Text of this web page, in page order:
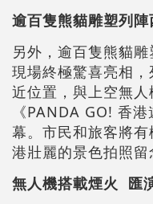
逾百隻熊貓雕塑列
另外，逾百隻熊貓
現場終極驚喜亮相
近位置，與上空無
《PANDA GO! 香
幕。市民和旅客將
港壯麗的景色拍照留
無人機搭載煙火 匯